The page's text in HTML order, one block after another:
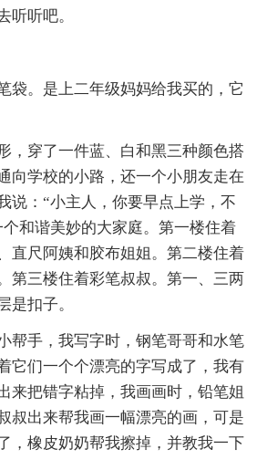
听听吧。
袋。是上二年级妈妈给我买的，它
，穿了一件蓝、白和黑三种颜色搭
向学校的小路，还一个小朋友走在
说：“小主人，你要早点上学，不
和谐美妙的大家庭。第一楼住着
直尺阿姨和胶布姐姐。第二楼住着
第三楼住着彩笔叔叔。第一、三两
是扣子。
帮手，我写字时，钢笔哥哥和水笔
它们一个个漂亮的字写成了，我有
来把错字粘掉，我画画时，铅笔姐
叔出来帮我画一幅漂亮的画，可是
，橡皮奶奶帮我擦掉，并教我一下